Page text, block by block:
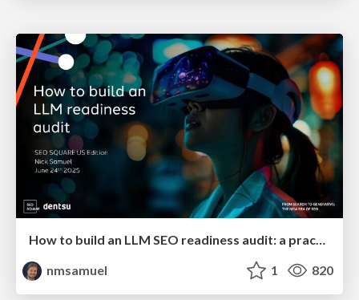
How to build an LLM SEO readiness audit: a practical framework
nmsamuel
1 820